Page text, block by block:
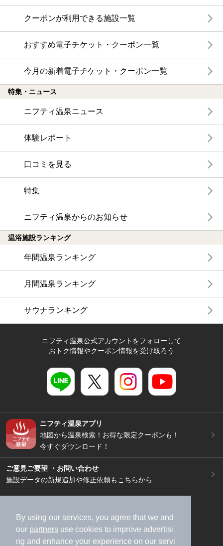
By using our services, you agree that we and
our partners use cookies to improve advertisi
ng and enhance your experience on our servi
クーポンが利用できる施設一覧
おすすめ電子チケット・クーポン一覧
今月の新着電子チケット・クーポン一覧
特集・ニュース
ニフティ温泉ニュース
体験レポート
口コミを見る
特集
ニフティ温泉からのお知らせ
温浴施設ランキング
年間温泉ランキング
月間温泉ランキング
サウナランキング
ニフティ温泉公式アカウントをフォローして
おトク情報やクーポン情報を受け取ろう
ニフティ温泉アプリ
地図から温泉検索！お得な限定クーポンも！
今すぐダウンロード！
ご意見ご要望 ・お問い合わせ
施設データの新規追加や修正依頼もこちらから
加盟店募集（資料請求）
広告出稿のご案内
利用規約
ライフスタイルMEMBERS+規約
特定商取引法に基づく表記
ヘルプ 採用情報